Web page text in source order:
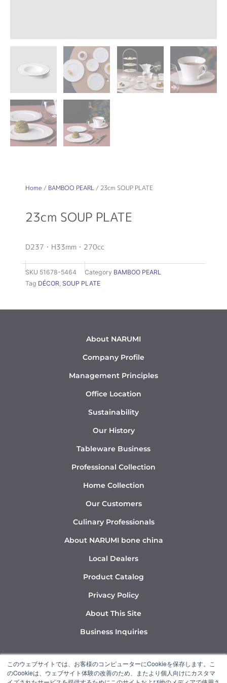
このウェブサイトでは、お客様のコンピューターにCookieを保存します。こ
のCookieは、ウェブサイト体験の改善のため、またより個人向けにカスタマ
Home / BAMBOO PEARL / 23cm SOUP PLATE
23cm SOUP PLATE
D237・H33mm・270cc
SKU 51678-5464 Category BAMBOO PEARL
Tag DÉCOR, SOUP PLATE
About NARUMI
Company Profile
Management Principles
Office Location
Sustainability
Our History
Tableware Business
Professional Collection
Home Collection
Our Customers
Culinary Professionals
About NARUMI bone china
Local Dealers
Product Catalog
Privacy Policy
About This Site
Business Inquiries
Y
o
I
n
L
i